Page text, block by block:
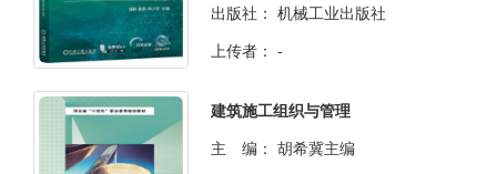
出版社： 机械工业出版社
上传者： -
建筑施工组织与管理
主 编： 胡希冀主编